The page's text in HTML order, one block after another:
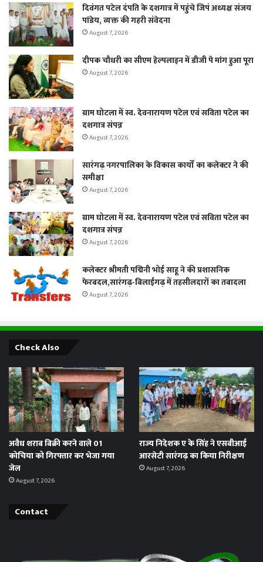
दिवंगत पटेल दंपति के दशगात्र में पहुंचे जिपं अध्यक्ष संजय
पांडेय, व्यक्त की गहरी संवेदना
August 7, 2026
दीपक चौधरी का सीएम हेल्पलाइन में डीजी पे मांग हुआ पूरा
August 7, 2026
ग्राम घोटला में स्व. देवनारायण पटेल एवं सविता पटेल का
दशगात्र संपन्न
August 7, 2026
सारंगढ़ नगरपालिका के विकास कार्यों का कलेक्टर ने की
समीक्षा
August 7, 2026
ग्राम घोटला में स्व. देवनारायण पटेल एवं सविता पटेल का
दशगात्र संपन्न
August 7, 2026
कलेक्टर श्रीमती पद्मिनी भोई साहू ने की प्रशासनिक
फेरबदल,सारंगढ़-बिलाईगढ़ में तहसीलदारों का तबादला
August 7, 2026
Check Also
अवैध शराब बिक्री करने वाले 01
कोचिया को गिरफ्तार कर भेजा गया
जेल
August 7, 2026
राज्य निदेशक ए के सिंह ने एसबीआई
आरसेटी सारंगढ़ का किया निरीक्षण
August 7, 2026
Contact